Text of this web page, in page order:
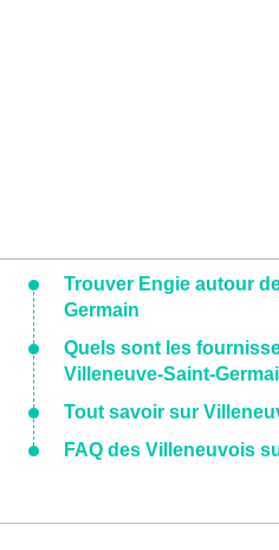
Trouver Engie autour
Germain
Quels sont les
Villeneuve-Saint-
Tout savoir sur
FAQ des Villeneuvois